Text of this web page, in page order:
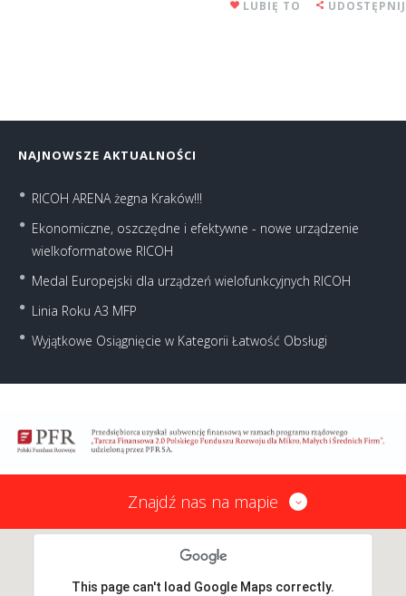
LUBIĘ TO UDOSTĘPNIJ
NAJNOWSZE AKTUALNOŚCI
RICOH ARENA żegna Kraków!!!
Ekonomiczne, oszczędne i efektywne - nowe urządzenie
wielkoformatowe RICOH
Medal Europejski dla urządzeń wielofunkcyjnych RICOH
Linia Roku A3 MFP
Wyjątkowe Osiągnięcie w Kategorii Łatwość Obsługi
Znajdź nas na mapie
This page can't load Google Maps correctly.